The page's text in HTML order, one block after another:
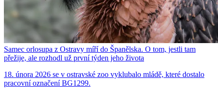
Samec orlosupa z Ostravy míří do Španělska. O tom, jestli tam
přežije, ale rozhodl už první týden jeho života
18. února 2026 se v ostravské zoo vyklubalo mládě, které dostalo
pracovní označení BG1299.